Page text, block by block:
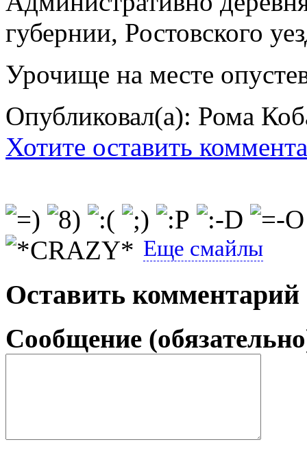
губернии, Ростовского
Урочище на месте
Опубликовал(а): Рома
Хотите оставить
Еще смайлы
Оставить комментарий
Сообщение